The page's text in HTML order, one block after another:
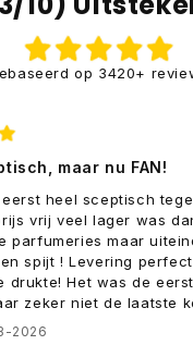
op 3420+
maar nu FAN!
heel sceptisch
vrij veel lager was
parfumeries maar
spijt ! Levering
drukte! Het was de
zeker niet de laatste
2026